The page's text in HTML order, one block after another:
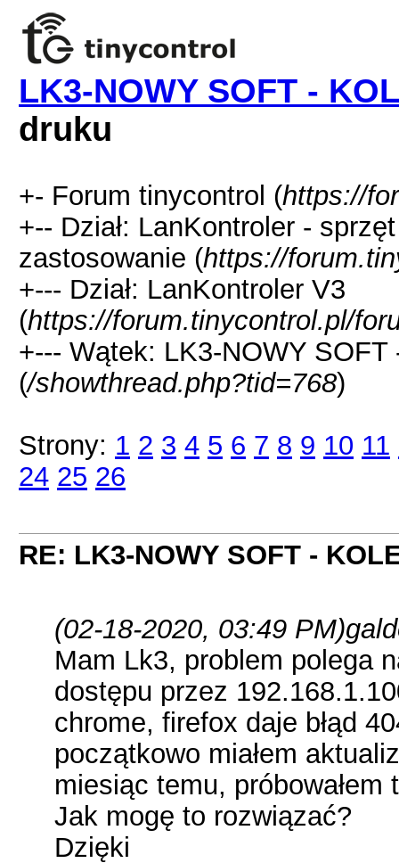
LK3-NOWY SOFT -
druku
+- Forum tinycontrol (https://
+-- Dział: LanKontroler -
zastosowanie (https://
+--- Dział: LanKontroler V3
(https://forum.tinycontrol.pl/
+--- Wątek: LK3-NOWY
(/showthread.php?tid=768)
Strony: 1 2 3 4 5 6 7 8 9 10 11
24 25 26
RE: LK3-NOWY SOFT -
(02-18-2020, 03:49 PM)
Mam Lk3, problem polega
dostępu przez
chrome, firefox daje błąd
początkowo miałem
miesiąc temu,
Jak mogę to rozwiązać?
Dzięki